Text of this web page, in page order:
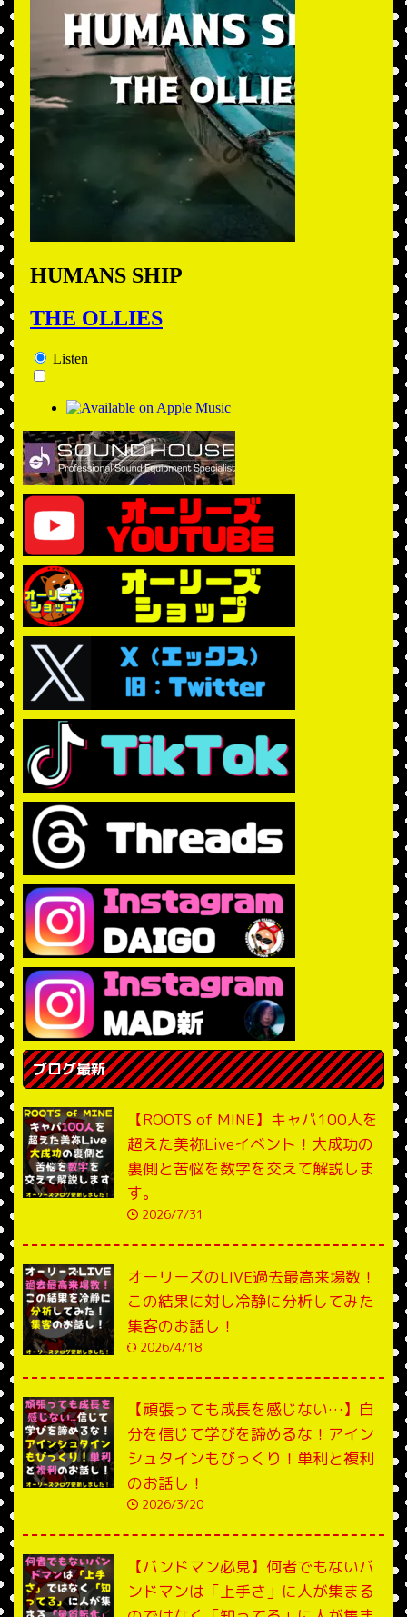
ブログ最新
【ROOTS of MINE】キャパ100人を
超えた美祢Liveイベント！大成功の
裏側と苦悩を数字を交えて解説しま
す。
2026/7/31
オーリーズのLIVE過去最高来場数！
この結果に対し冷静に分析してみた
集客のお話し！
2026/4/18
【頑張っても成長を感じない…】自
分を信じて学びを諦めるな！アイン
シュタインもびっくり！単利と複利
のお話し！
2026/3/20
【バンドマン必見】何者でもないバ
ンドマンは「上手さ」に人が集まる